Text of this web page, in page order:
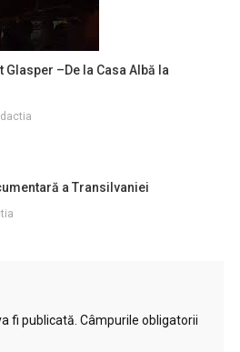
–De la Casa Albă la
a Transilvaniei
fi publicată. Câmpurile obligatorii